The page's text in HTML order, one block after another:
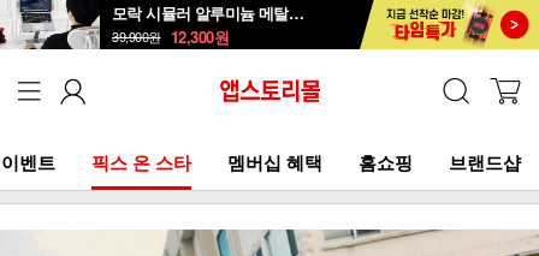
모락 시뮬러 알루미늄 메탈 접이식 노트북 거치대S
39,900원 12,300원
이벤트 픽스 온 스타 멤버십 혜택 홈쇼핑 브랜드샵